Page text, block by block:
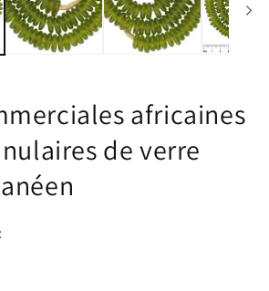
africaines
de verre